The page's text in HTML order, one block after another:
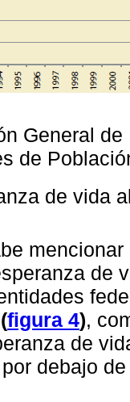
General
de
de vida
de
(figura 4),
de
debajo